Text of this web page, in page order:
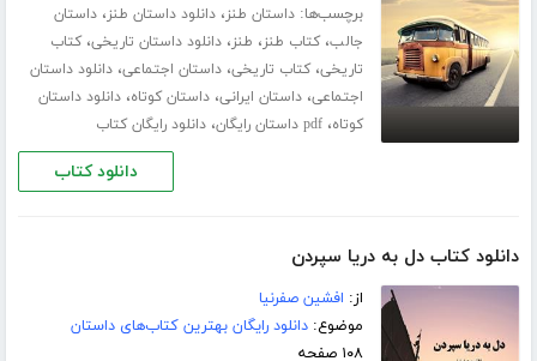
برچسب‌ها:داستان طنز،دانلود داستان طنز،داستان
جالب،کتاب طنز، طنز،دانلود داستان تاریخی،کتاب
تاریخی،کتاب تاریخی،داستان اجتماعی،دانلود داستان
اجتماعی،داستان ایرانی،داستان کوتاه،دانلود داستان
کوتاه،pdf داستان رایگان ،دانلود رایگان کتاب
دانلود کتاب
دانلود کتاب دل به دریا سپردن
از: افشین صفرنیا
موضوع:دانلود رایگان بهترین کتاب‌های داستان
۱۰۸ صفحه